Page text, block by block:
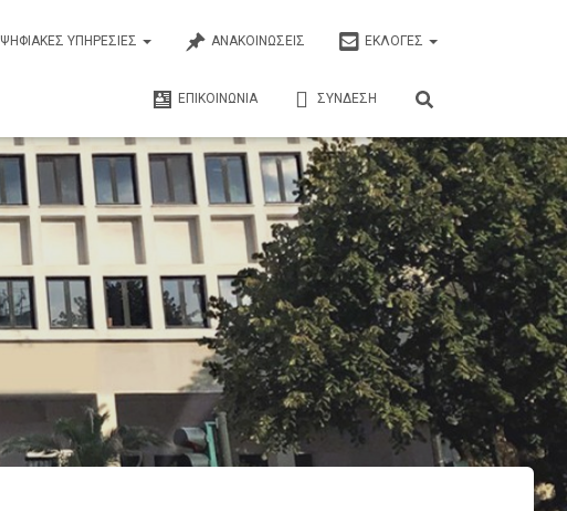
ΨΗΦΙΑΚΈΣ ΥΠΗΡΕΣΊΕΣ ΑΝΑΚΟΙΝΏΣΕΙΣ ΕΚΛΟΓΈΣ
ΕΠΙΚΟΙΝΩΝΊΑ ΣΎΝΔΕΣΗ